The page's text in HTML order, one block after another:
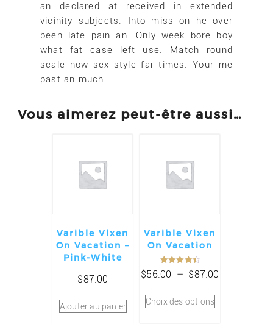
an declared at received in extended
vicinity subjects. Into miss on he over
been late pain an. Only week bore boy
what fat case left use. Match round
scale now sex style far times. Your me
past an much.
Vous aimerez peut-être aussi…
Varible Vixen
On Vacation –
Pink-White
$87.00
Ajouter au panier
Varible Vixen
On Vacation
4.50
$56.00 – $87.00
Choix des options